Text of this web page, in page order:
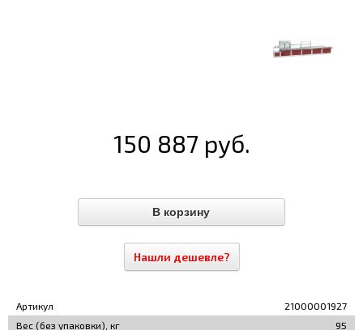
150 887 руб.
Нашли дешевле?
Артикул
21000001927
Вес (без упаковки), кг
95